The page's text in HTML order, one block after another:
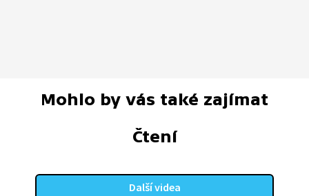
Mohlo by vás také zajímat
Čtení
Další videa